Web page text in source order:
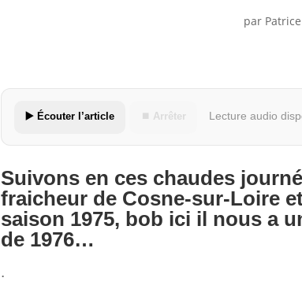
par
▶️ Écouter l’article ⏹ Arrêter Lecture audio
Suivons en ces chaudes
fraicheur de Cosne-sur-Loire
saison 1975, bob ici il nous a
de 1976…
.